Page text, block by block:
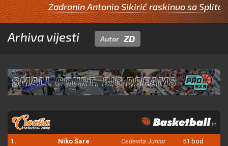
Zadranin Antonio Sikirić raskinuo sa Splitom
Arhiva vijesti Autor ZD
1. Niko Šare Cedevita Junior 51 bod